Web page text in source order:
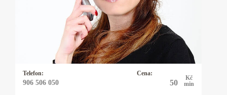
Telefon:
906 506 050
Cena:
50
Kč
min
něco jiného? Mým oblíbeným orákulem jsou
karty - mariášové, tarotové, archandělské,
věštím také z kamenných run, využívám
energie kyvadélka.